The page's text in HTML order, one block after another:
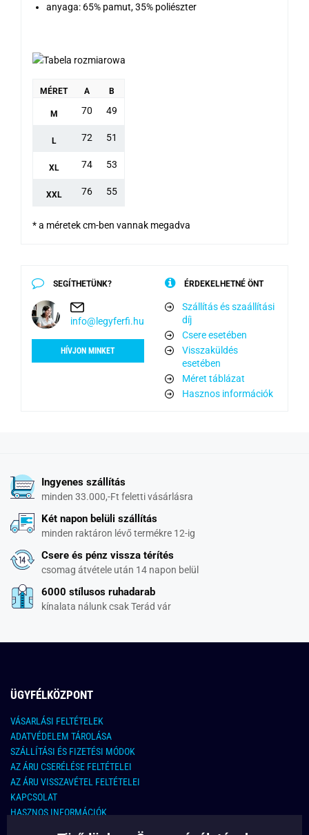
anyaga: 65% pamut, 35% poliészter
MÉRET A B
M 70 49
L 72 51
XL 74 53
XXL 76 55
* a méretek cm-ben vannak megadva
SEGÍTHETÜNK?
info@legyferfi.hu
HÍVJON MINKET
ÉRDEKELHETNÉ ÖNT
Szállítás és szaállítási
díj
Csere esetében
Visszaküldés
esetében
Méret táblázat
Hasznos információk
Ingyenes szállítás
minden 33.000,-Ft feletti vásárlásra
Két napon belüli szállítás
minden raktáron lévő termékre 12-ig
Csere és pénz vissza térítés
csomag átvétele után 14 napon belül
6000 stílusos ruhadarab
kínalata nálunk csak Terád vár
ÜGYFÉLKÖZPONT
VÁSARLÁSI FELTÉTELEK
ADATVÉDELEM TÁROLÁSA
SZÁLLÍTÁSI ÉS FIZETÉSI MÓDOK
AZ ÁRU CSERÉLÉSE FELTÉTELEI
AZ ÁRU VISSZAVÉTEL FELTÉTELEI
KAPCSOLAT
HASZNOS INFORMÁCIÓK